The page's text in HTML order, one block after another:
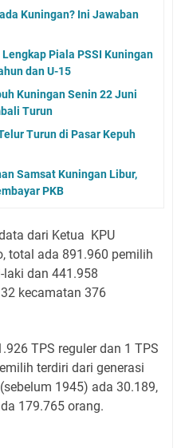
Kuningan? Ini Jawaban
Piala PSSI Kuningan
dan U-15
Kuningan Senin 22 Juni
Turun
Turun di Pasar Kepuh
Samsat Kuningan Libur,
PKB
dari Ketua KPU
total ada 891.960 pemilih
dan 441.958
kecamatan 376
TPS reguler dan 1 TPS
terdiri dari generasi
1945) ada 30.189,
179.765 orang.